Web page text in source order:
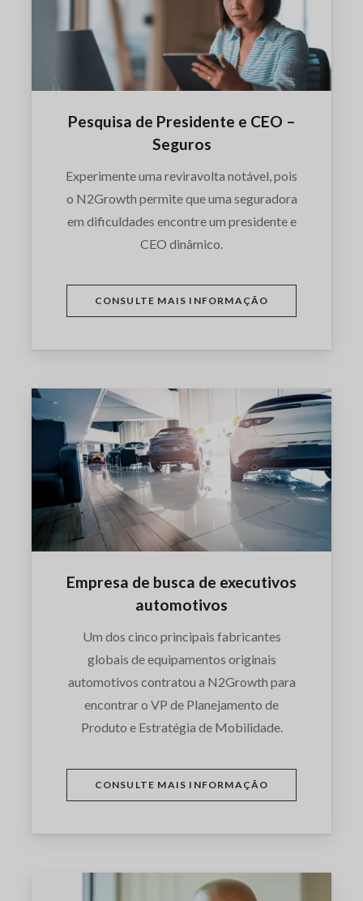
Pesquisa de Presidente e CEO –
Seguros
Experimente uma reviravolta notável, pois
o N2Growth permite que uma seguradora
em dificuldades encontre um presidente e
CEO dinâmico.
CONSULTE MAIS INFORMAÇÃO
Empresa de busca de executivos
automotivos
Um dos cinco principais fabricantes
globais de equipamentos originais
automotivos contratou a N2Growth para
encontrar o VP de Planejamento de
Produto e Estratégia de Mobilidade.
CONSULTE MAIS INFORMAÇÃO